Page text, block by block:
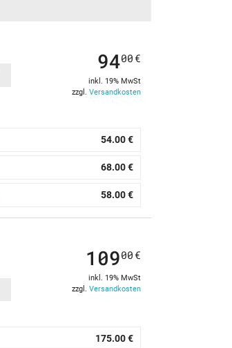
9400 €
inkl. 19% MwSt
zzgl. Versandkosten
54.00 €
68.00 €
58.00 €
10900 €
inkl. 19% MwSt
zzgl. Versandkosten
175.00 €